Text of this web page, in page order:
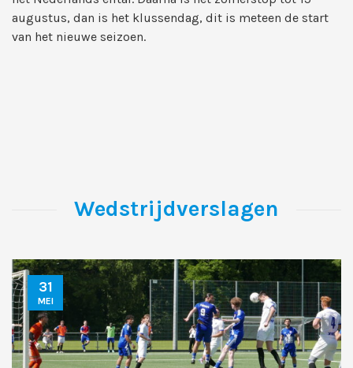
augustus, dan is het klussendag, dit is meteen de start
van het nieuwe seizoen.
Wedstrijdverslagen
31
MEI